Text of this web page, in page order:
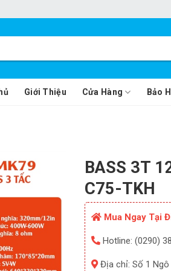
Giới Thiệu Cửa Hàng Bảo
BASS 3T
C75-TKH
Mua Ngay Tại
Hotline: (0290)
Địa chỉ: Số 1 Ngô